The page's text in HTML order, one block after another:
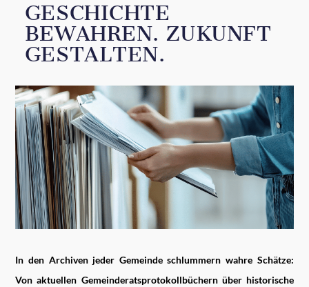
GESCHICHTE
BEWAHREN. ZUKUNFT
GESTALTEN.
In den Archiven jeder Gemeinde schlummern wahre Schätze:
Von aktuellen Gemeinderatsprotokollbüchern über historische